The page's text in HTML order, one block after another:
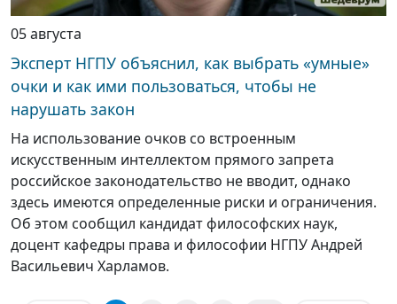
05 августа
Эксперт НГПУ объяснил, как выбрать «умные»
очки и как ими пользоваться, чтобы не
нарушать закон
На использование очков со встроенным
искусственным интеллектом прямого запрета
российское законодательство не вводит, однако
здесь имеются определенные риски и ограничения.
Об этом сообщил кандидат философских наук,
доцент кафедры права и философии НГПУ Андрей
Васильевич Харламов.